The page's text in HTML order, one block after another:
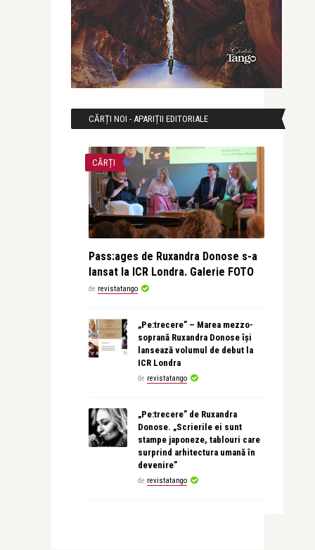
CĂRȚI NOI - APARIȚII EDITORIALE
CĂRȚI
Pass:ages de Ruxandra Donose s-a
lansat la ICR Londra. Galerie FOTO
de revistatango
„Pe:trecere” – Marea mezzo-
soprană Ruxandra Donose își
lansează volumul de debut la
ICR Londra
de revistatango
„Pe:trecere” de Ruxandra
Donose. „Scrierile ei sunt
stampe japoneze, tablouri care
surprind arhitectura umană în
devenire”
de revistatango